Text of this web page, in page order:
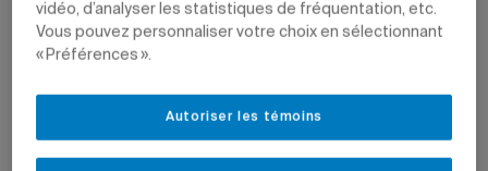
Le professeur du Département de géographie Philippe
du climat à l’échelle régionale (ESCER), dirigera un projet
de recherche de 3,6 millions de dollars sur cinq ans afin
d’identifier et d’évaluer les risques associés aux aléas
hydrométéorologiques pour les infrastructures
vidéo, d’analyser les statistiques de fréquentation, etc.
Vous pouvez personnaliser votre choix en sélectionnant
« Préférences ».
Autoriser les témoins